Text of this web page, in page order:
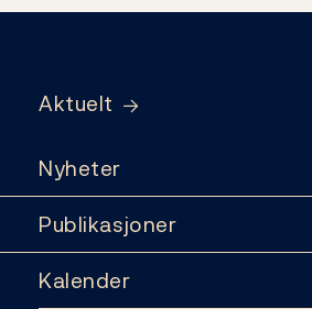
Aktuelt
Nyheter
Publikasjoner
Kalender